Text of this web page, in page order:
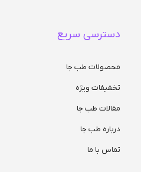
دسترسی سریع
محصولات طب جا
تخفیفات ویژه
مقالات طب جا
درباره طب جا
تماس با ما